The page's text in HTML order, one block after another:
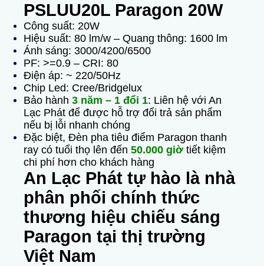
PSLUU20L Paragon 20W
Công suất: 20W
Hiệu suất: 80 lm/w – Quang thông: 1600 lm
Ánh sáng: 3000/4200/6500
PF: >=0.9 – CRI: 80
Điện áp: ~ 220/50Hz
Chip Led: Cree/Bridgelux
Bảo hành 3 năm – 1 đổi 1: Liên hệ với An
Lạc Phát để được hỗ trợ đổi trả sản phẩm
nếu bị lỗi nhanh chóng
Đặc biệt, Đèn pha tiêu điểm Paragon thanh
ray có tuổi thọ lên đến 50.000 giờ tiết kiệm
chi phí hơn cho khách hàng
An Lạc Phát tự hào là nhà
phân phối chính thức
thương hiệu chiếu sáng
Paragon tại thị trường
Việt Nam